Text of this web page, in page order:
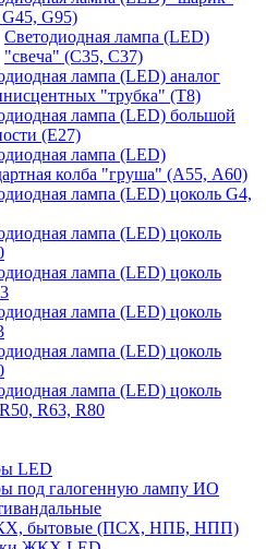
G95)
Светодиодная лампа (LED)
"свеча" (С35, С37)
лампа (LED) аналог
"трубка" (T8)
лампа (LED) большой
(Е27)
лампа (LED)
колба "груша" (А55, А60)
лампа (LED) цоколь G4,
лампа (LED) цоколь
лампа (LED) цоколь
лампа (LED) цоколь
лампа (LED) цоколь
лампа (LED) цоколь
R63, R80
LED
под галогенную лампу ИО
бытовые (ПСХ, НПБ, НПП)